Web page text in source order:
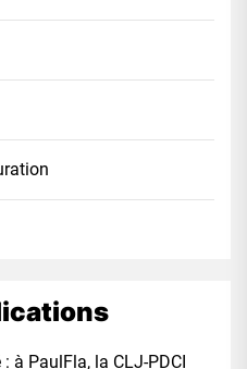
à PaulFla, la CLJ-PDCI